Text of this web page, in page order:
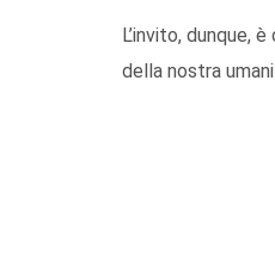
L’invito, dunque,
della nostra